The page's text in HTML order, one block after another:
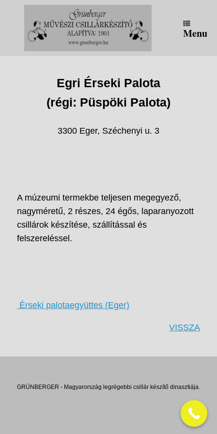
Menu
Egri Érseki Palota
(régi: Püspöki Palota)
3300 Eger, Széchenyi u. 3
A múzeumi termekbe teljesen megegyező,
nagyméretű, 2 részes, 24 égős, laparanyozott
csillárok készítése, szállítással és
felszereléssel.
Érseki palotaegyüttes (Eger)
VISSZA
GRÜNBERGER - Magyarország legrégebbi csillár készítő dinasztiája.